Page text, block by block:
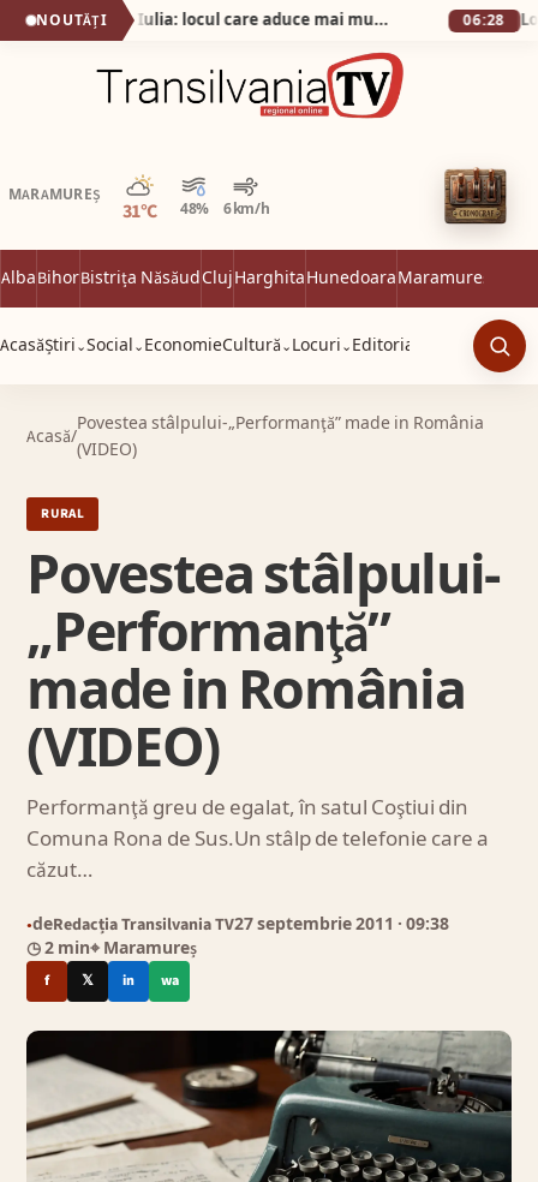
NOUTĂȚI Secretul din Alba Iulia: locul care aduce mai mulți vizitatori decât Cetatea! 06:28
MARAMUREȘ
31°C 48% 6 km/h
Parțial noros
AlbaBihorBistrița NăsăudClujHarghitaHunedoaraMaramureș
AcasăȘtiri ⌄Social ⌄ EconomieCultură ⌄ Locuri ⌄ Editorial
Acasă/
Povestea stâlpului-„Performanţă” made in România
(VIDEO)
RURAL
Povestea stâlpului-
„Performanţă”
made in România
(VIDEO)
Performanţă greu de egalat, în satul Coştiui din
Comuna Rona de Sus.Un stâlp de telefonie care a
căzut…
●deRedacția Transilvania TV27 septembrie 2011 · 09:38
◷ 2 min⌖ Maramureș
f 𝕏 in wa